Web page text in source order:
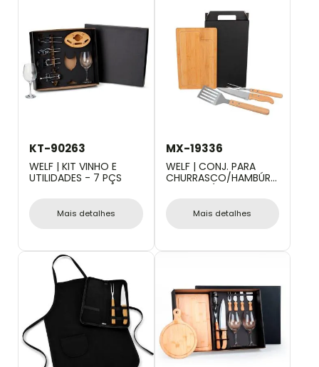
KT-90263
WELF | KIT VINHO E
UTILIDADES - 7 PÇS
Mais detalhes
MX-19336
WELF | CONJ. PARA
CHURRASCO/HAMBÚRGUER
COM ESPÁTULA - 4
Mais detalhes